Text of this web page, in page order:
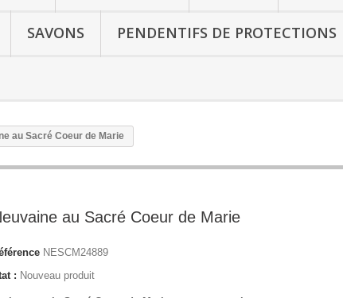
SAVONS PENDENTIFS DE PROTECTIONS
au Sacré Coeur de Marie
au Sacré Coeur de Marie
NESCM24889
: Nouveau produit